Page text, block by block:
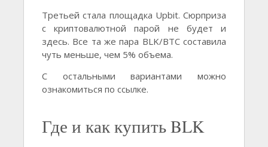
Третьей стала площадка Upbit. Сюрприза
с криптовалютной парой не будет и
здесь. Все та же пара BLK/BTC составила
чуть меньше, чем 5% объема.
С остальными вариантами можно
ознакомиться по ссылке.
Где и как купить BLK